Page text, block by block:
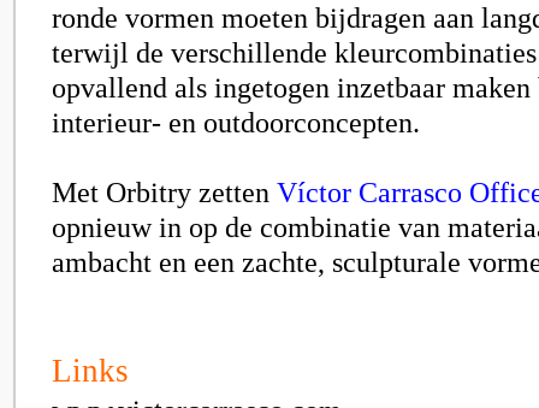
ronde vormen moeten bijdragen aan
terwijl de verschillende
opvallend als ingetogen inzetbaar
interieur- en outdoorconcepten.
Met Orbitry zetten Víctor Carrasco
opnieuw in op de combinatie van
ambacht en een zachte, sculpturale
Links